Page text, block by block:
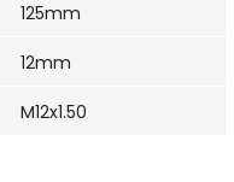
125mm
12mm
M12x1.50